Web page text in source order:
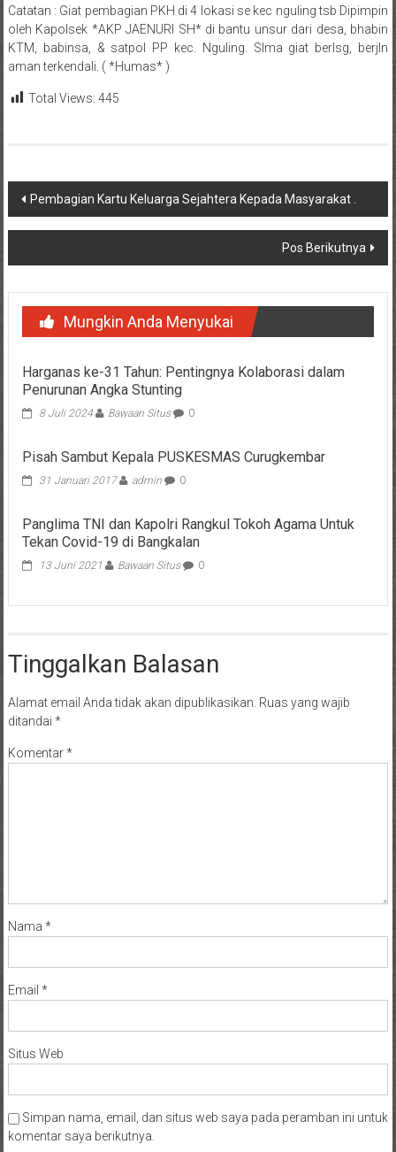
Catatan : Giat pembagian PKH di 4 lokasi se kec nguling tsb Dipimpin
oleh Kapolsek *AKP JAENURI SH* di bantu unsur dari desa, bhabin
KTM, babinsa, & satpol PP kec. Nguling. Slma giat berlsg, berjln
aman terkendali. ( *Humas* )
Total Views: 445
Navigasi
pos
Pembagian Kartu Keluarga Sejahtera Kepada Masyarakat .
Pos Berikutnya
Mungkin Anda Menyukai
Harganas ke-31 Tahun: Pentingnya Kolaborasi dalam
Penurunan Angka Stunting
8 Juli 2024 Bawaan Situs 0
Pisah Sambut Kepala PUSKESMAS Curugkembar
31 Januari 2017 admin 0
Panglima TNI dan Kapolri Rangkul Tokoh Agama Untuk
Tekan Covid-19 di Bangkalan
13 Juni 2021 Bawaan Situs 0
Tinggalkan Balasan
Alamat email Anda tidak akan dipublikasikan. Ruas yang wajib
ditandai *
Komentar*
Nama *
Email *
Situs Web
Simpan nama, email, dan situs web saya pada peramban ini untuk
komentar saya berikutnya.